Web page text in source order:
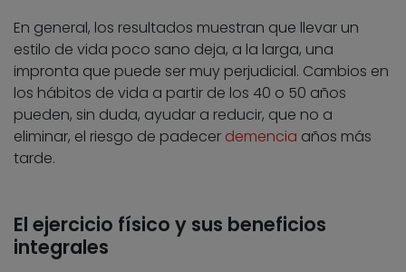
En general, los resultados muestran que llevar un
estilo de vida poco sano deja, a la larga, una
impronta que puede ser muy perjudicial. Cambios en
los hábitos de vida a partir de los 40 o 50 años
pueden, sin duda, ayudar a reducir, que no a
eliminar, el riesgo de padecer demencia años más
tarde.
El ejercicio físico y sus beneficios
integrales